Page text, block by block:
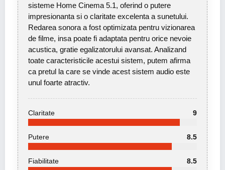
sisteme Home Cinema 5.1, oferind o putere
impresionanta si o claritate excelenta a sunetului.
Redarea sonora a fost optimizata pentru vizionarea
de filme, insa poate fi adaptata pentru orice nevoie
acustica, gratie egalizatorului avansat. Analizand
toate caracteristicile acestui sistem, putem afirma
ca pretul la care se vinde acest sistem audio este
unul foarte atractiv.
Claritate 9
Putere 8.5
Fiabilitate 8.5